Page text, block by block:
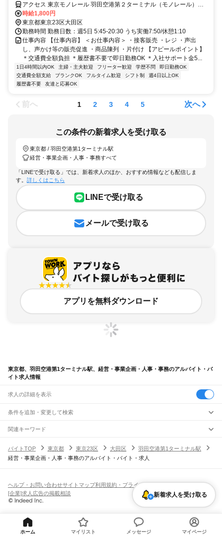
アクセス 東京モノレール 羽田空港第２ターミナル（モノレール）徒
歩約18分、連絡バス 羽田空港第２ターミナル（空港連絡バス）徒歩
約19分、京急空港線 羽田空港第１・第２ターミナル（京急）第2旅客
ターミナル口徒歩約20分
時給1,800円
東京都東京23区大田区
勤務時間 勤務日数：週5日 5:45-20:30 うち実働7:50/休憩1:10
仕事内容 【仕事内容】 ＜お仕事内容＞ ・接客販売 ・レジ ・声出
し、声かけ等の販売促進 ・商品陳列 ・片付け 【アピールポイント】
＊交通費全額負担 ＊履歴書不要で即日勤務OK ＊入社サポート金5...
1日4時間以内OK 主婦・主夫歓迎 フリーター歓迎 学歴不問
即日勤務OK
交通費全額支給
ブランクOK フルタイム歓迎 シフト制
週4日以上OK
履歴書不要
友達と応募OK
前へ 1 2 3 4 5 次へ
この条件の新着求人を受け取る
東京都 / 羽田空港第1ターミナル駅
経営・事業企画・人事・事務すべて
「LINEで受け取る」では、新着求人のほか、おすすめ情報なども配信しま
す。 詳しくはこちら
LINEで受け取る
メールで受け取る
アプリを無料ダウンロード
東京都、羽田空港第1ターミナル駅、経営・事業企画・人事・事務のアルバイト・バ
イト求人情報
求人の詳細を表示
条件を追加・変更して検索
市区町村を追加・変更
東京都すべて
東京23区 すべて
江戸川区
八王子市立川市武蔵野市 昭島市調布市町田市小金井市
小平市日野市 狛江市
新島村
御蔵島村 青ヶ島村 小笠原村
駅を追加・変更
JR山手線
大崎駅五反田駅目黒駅恵比寿駅 代々木駅 新宿駅新大久保駅
高田馬場駅
田端駅
高輪ゲートウェイ駅
品川駅
JR南武線
職種を追加・変更
飲食・フードサービスすべて
ホールスタッフキッチンスタッフ 皿洗い・洗い場 精肉・鮮魚加工 給食調理
パン屋（ベーカリー）
バー（BAR）・バーテンダー
飲食店（店長・マネージャー）
営業・販売
営業・販売
営業テレフォンアポインター（テレアポ） ルートセールス
人気
日払いOK高校生歓迎 髪型・髪色自由
勤務期間
短期単発・1日OK
期間限定（春夏冬休み等）
シフト
雇用形態を追加・変更
正社員
契約社員
派遣社員
関連キーワード
バイトTOP
東京都 東京23区 大田区
羽田空港第1ターミナル駅
経営・事業企画・人事・事務のアルバイト・バイト・求人
新着求人を受け取る
ヘルプ・お問い合わせサイトマップ利用規約・プライバシーポリシー
[企業]求人広告の掲載相談
ホーム マイリスト メッセージ マイページ